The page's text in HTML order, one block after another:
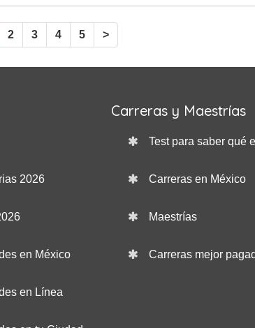
2 3 4 5 >
2026
en México
en Línea
Carreras y Maestrías
Test para saber qué
Carreras en México
Maestrías
Carreras mejor